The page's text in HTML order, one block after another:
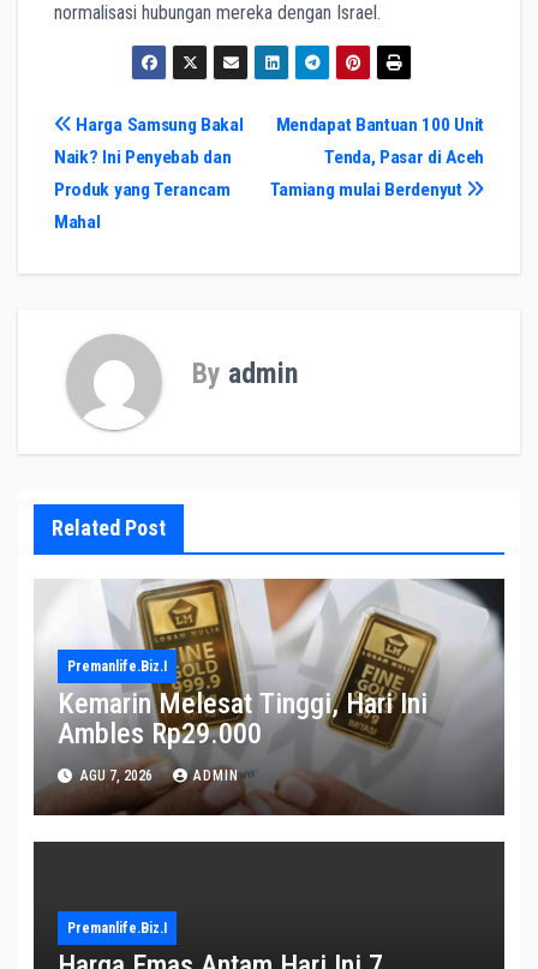
normalisasi hubungan mereka dengan Israel.
Navigasi
pos
Mendapat Bantuan 100 Unit
Tenda, Pasar di Aceh
Tamiang mulai Berdenyut
Harga Samsung Bakal
Naik? Ini Penyebab dan
Produk yang Terancam
Mahal
By admin
Related Post
Premanlife.biz.i
Kemarin Melesat Tinggi, Hari Ini
Ambles Rp29.000
AGU 7, 2026 ADMIN
Premanlife.biz.i